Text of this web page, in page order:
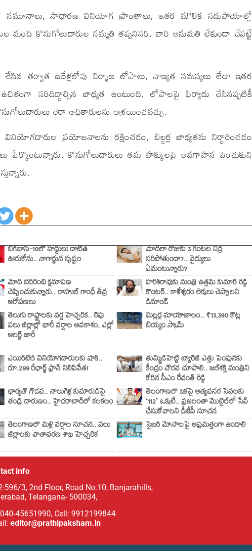
నమూనాలు, సాధారణ వినియోగ ప్రాంతాలు, ఇతర మౌలిక సదుపాయాల్లో
మంది కొనుగోలుదారుల సమ్మతి తప్పనిసరి. వారి అనుమతి లేకుండా చేపట్టే
తర్వాత ఐదేళ్లలోపు నిర్మాణ లోపాలు, నాణ్యత సమస్యలు లేదా ఇతర
సరిదిద్దాల్సిన బాధ్యత ఉంటుంది. లోపాలపై ఫిర్యాదు చేసినప్పటికీ
రెరా అధికారులను ఆశ్రయించవచ్చు.
ప్రయోజనాలను రక్షించడం, బిల్డర్ల బాధ్యతను నిర్ధారించడం
పేర్కొంటున్నారు. కొనుగోలుదారులు తమ హక్కులపై అవగాహన పెంచుకుని
బిగ్‌బాస్-10లో హద్దులు దాటితే
ఊరుకోను.. నాగార్జున స్పష్టం
మోదీలా రోజుకు 3 గంటల నిద్ర
సరిపోతుందా?.. వైద్యులు
ఏమంటున్నారు?
మోదీ బెదిరించి క్షమాపణ
చెప్పించుకున్నారు.. రాహుల్ గాంధీ తీవ్ర
ఆరోపణలు
హరీశ్‌రావుకు మంత్రి ఉత్తమ్ కుమార్ రెడ్డి
కౌంటర్.. కాళేశ్వరం లెక్కలు చెప్పాలని
డిమాండ్
తెలుగు రాష్ట్రాలకు వర్ష హెచ్చరిక.. రేపు
పలు జిల్లాల్లో భారీ వర్షాల అవకాశం, ఎల్లో
అలర్ట్ జారీ
మిల్లర్ల మాయాజాలం.. ₹13,390 కోట్ల
బియ్యం స్కామ్
ఎయిర్‌టెల్ వినియోగదారులకు షాక్..
రూ.299 రీఛార్జ్ ప్లాన్ నిలిపివేత!
తుమ్మిడిహెట్టి బ్యారేజీ ఎత్తు పెంపునకు
కేంద్రం చొరవ చూపాలి.. జల్‌శక్తి మంత్రిని
కోరిన సీఎం రేవంత్ రెడ్డి
భార్యతో గొడవ.. నాలుగేళ్ల కుమారుడిపై
తండ్రి దారుణం.. హైదరాబాద్‌లో కలకలం
తెలంగాణలో ఇకపై అత్యవసర సేవలకు
‘112’ ఒక్కటే.. ప్రజలంతా మొబైల్‌లో సేవ్
చేసుకోవాలని డీజీపీ సూచన
తెలంగాణలో మళ్లీ వర్షాల సూచన.. పలు
జిల్లాలకు వాతావరణ శాఖ హెచ్చరిక
సైబర్‌ మోసాలపై అప్రమత్తంగా ఉండాలి
info
596/3, 2nd Floor, Road No.10, Banjarahills,
Telangana- 500034,
45651990, Cell: 9912199844
editor@prathipaksham.in